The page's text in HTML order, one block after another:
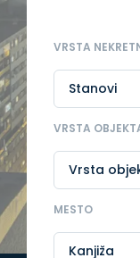
VRSTA
VRSTA
MESTO